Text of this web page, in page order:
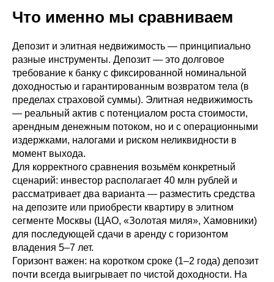
Что именно мы сравниваем
Депозит и элитная недвижимость — принципиально
разные инструменты. Депозит — это долговое
требование к банку с фиксированной номинальной
доходностью и гарантированным возвратом тела (в
пределах страховой суммы). Элитная недвижимость
— реальный актив с потенциалом роста стоимости,
арендным денежным потоком, но и с операционными
издержками, налогами и риском неликвидности в
момент выхода.
Для корректного сравнения возьмём конкретный
сценарий: инвестор располагает 40 млн рублей и
рассматривает два варианта — разместить средства
на депозите или приобрести квартиру в элитном
сегменте Москвы (ЦАО, «Золотая миля», Хамовники)
для последующей сдачи в аренду с горизонтом
владения 5–7 лет.
Горизонт важен: на коротком сроке (1–2 года) депозит
почти всегда выигрывает по чистой доходности. На